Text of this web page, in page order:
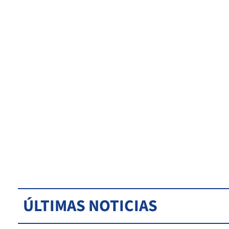
ÚLTIMAS NOTICIAS